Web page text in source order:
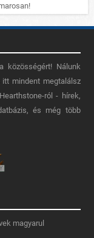
közösségért! Nálunk
mindent megtalálsz
ról - hírek,
és még több
magyarul